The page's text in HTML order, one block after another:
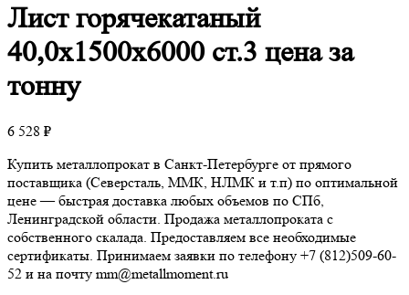
Листгорячекатаный
40,0х1500х6000 ст.3 цена за
тонну
6 528 ₽
Купить металлопрокат в Санкт-Петербурге от прямого
поставщика (Северсталь, ММК, НЛМК и т.п) по оптимальной
цене — быстрая доставка любых объемов по СПб,
Ленинградской области. Продажа металлопроката с
собственного скалада. Предоставляем все необходимые
сертификаты. Принимаем заявки по телефону +7 (812)509-60-
52 и на почту mm@metallmoment.ru